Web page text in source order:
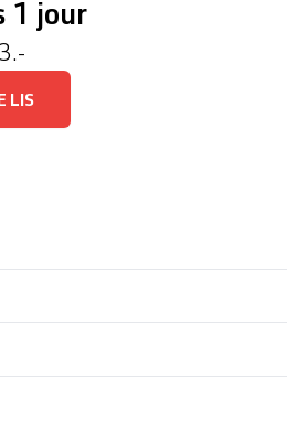
1 jour
3.-
LIS